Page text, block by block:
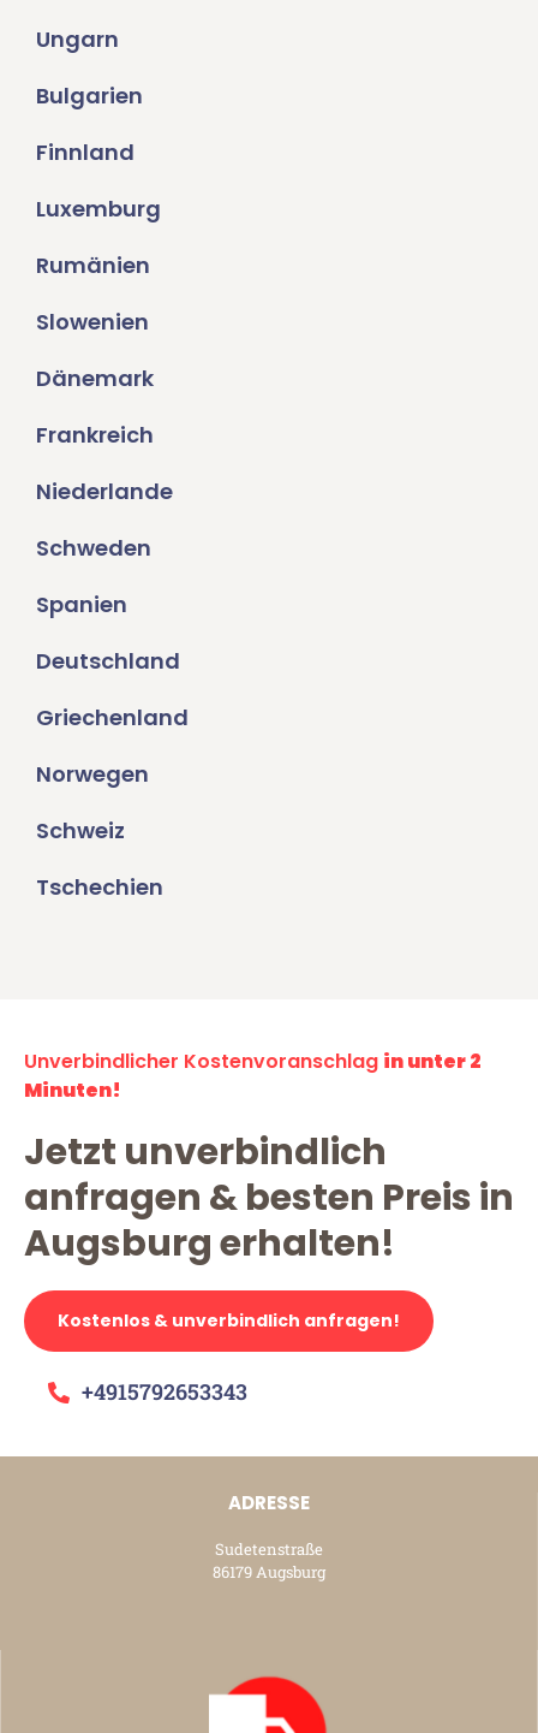
Ungarn
Bulgarien
Finnland
Luxemburg
Rumänien
Slowenien
Dänemark
Frankreich
Niederlande
Schweden
Spanien
Deutschland
Griechenland
Norwegen
Schweiz
Tschechien
Unverbindlicher Kostenvoranschlag in unter 2
Minuten!
Jetzt unverbindlich
anfragen & besten Preis in
Augsburg erhalten!
Kostenlos & unverbindlich anfragen!
+4915792653343
ADRESSE
Sudetenstraße
86179 Augsburg